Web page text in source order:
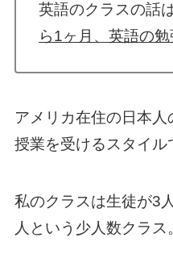
英語のクラスの話
ら1ヶ月、英語の
アメリカ在住の日本
授業を受けるスタイル
私のクラスは生徒が3
人という少人数クラス